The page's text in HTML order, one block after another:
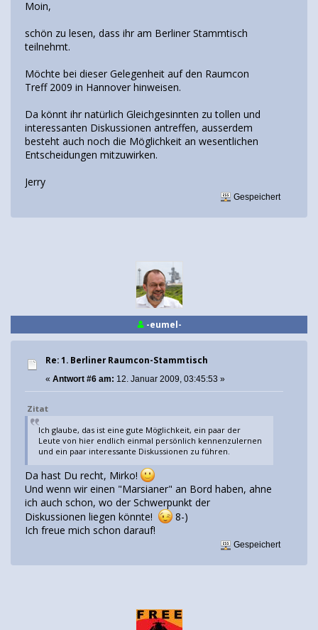
Moin,
schön zu lesen, dass ihr am Berliner Stammtisch
teilnehmt.
Möchte bei dieser Gelegenheit auf den Raumcon
Treff 2009 in Hannover hinweisen.
Da könnt ihr natürlich Gleichgesinnten zu tollen und
interessanten Diskussionen antreffen, ausserdem
besteht auch noch die Möglichkeit an wesentlichen
Entscheidungen mitzuwirken.
Jerry
Gespeichert
-eumel-
Re: 1. Berliner Raumcon-Stammtisch
« Antwort #6 am: 12. Januar 2009, 03:45:53 »
Zitat
Ich glaube, das ist eine gute Möglichkeit, ein paar der
Leute von hier endlich einmal persönlich kennenzulernen
und ein paar interessante Diskussionen zu führen.
Da hast Du recht, Mirko!
Und wenn wir einen "Marsianer" an Bord haben, ahne
ich auch schon, wo der Schwerpunkt der
Diskussionen liegen könnte!
8-)
Ich freue mich schon darauf!
Gespeichert